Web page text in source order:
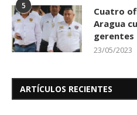
5
Cuatro
Aragua
gerentes
23/05/2023
ARTÍCULOS RECIENTES